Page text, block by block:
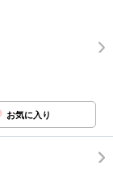
お気に入り